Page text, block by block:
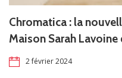
Chromatica : la
Maison Sarah
2 février 2024